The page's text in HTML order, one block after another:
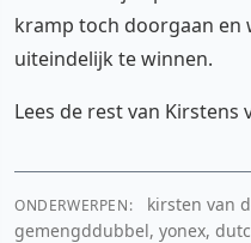
kramp toch doorgaan en
uiteindelijk te winnen.
Lees de rest van Kirstens
ONDERWERPEN:
kirsten van
gemengddubbel, yonex,